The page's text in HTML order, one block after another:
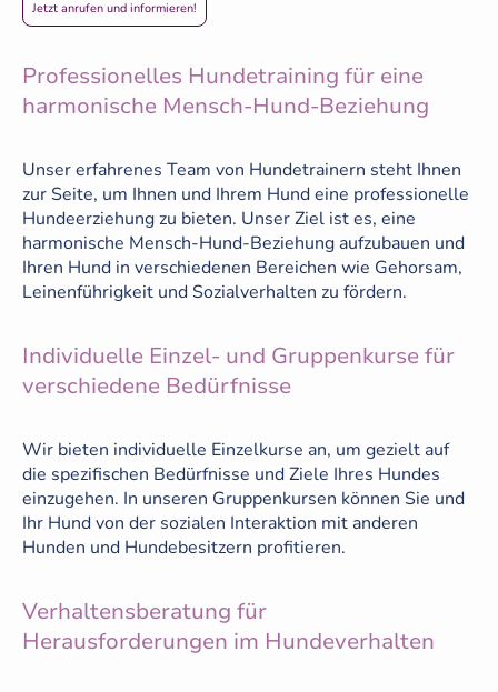
Jetzt anrufen und informieren!
Professionelles Hundetraining für eine
harmonische Mensch-Hund-Beziehung
Unser erfahrenes Team von Hundetrainern steht Ihnen
zur Seite, um Ihnen und Ihrem Hund eine professionelle
Hundeerziehung zu bieten. Unser Ziel ist es, eine
harmonische Mensch-Hund-Beziehung aufzubauen und
Ihren Hund in verschiedenen Bereichen wie Gehorsam,
Leinenführigkeit und Sozialverhalten zu fördern.
Individuelle Einzel- und Gruppenkurse für
verschiedene Bedürfnisse
Wir bieten individuelle Einzelkurse an, um gezielt auf
die spezifischen Bedürfnisse und Ziele Ihres Hundes
einzugehen. In unseren Gruppenkursen können Sie und
Ihr Hund von der sozialen Interaktion mit anderen
Hunden und Hundebesitzern profitieren.
Verhaltensberatung für
Herausforderungen im Hundeverhalten